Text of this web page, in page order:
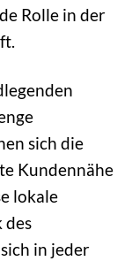
Rolle in der
sich die
Kundennähe
lokale
des
in jeder